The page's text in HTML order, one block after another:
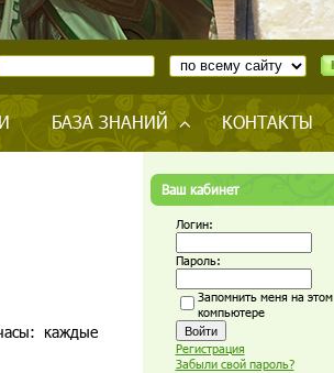
БАЗА ЗНАНИЙ КОНТАКТЫ
каждые
Ваш кабинет
Логин:
Пароль:
Запомнить меня на этом
компьютере
Регистрация
Забыли свой пароль?